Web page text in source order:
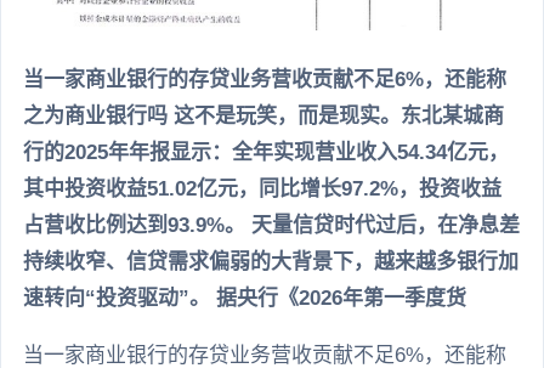
当一家商业银行的存贷业务营收贡献不足6%，还能称
之为商业银行吗 这不是玩笑，而是现实。东北某城商
行的2025年年报显示：全年实现营业收入54.34亿元，
其中投资收益51.02亿元，同比增长97.2%，投资收益
占营收比例达到93.9%。 天量信贷时代过后，在净息差
持续收窄、信贷需求偏弱的大背景下，越来越多银行加
速转向“投资驱动”。 据央行《2026年第一季度货
当一家商业银行的存贷业务营收贡献不足6%，还能称